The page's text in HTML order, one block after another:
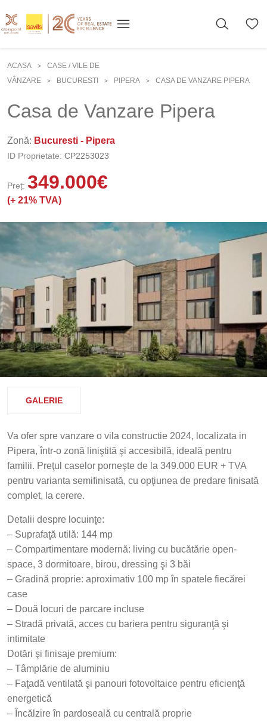
ACASA >
CASE / VILE DE
VÂNZARE
> BUCURESTI > PIPERA > CASA DE VANZARE PIPERA
Casa de Vanzare Pipera
Zonă: Bucuresti - Pipera
ID Proprietate: CP2253023
Preț: 349.000€
(+ 21% TVA)
GALERIE
Va ofer spre vanzare o vila constructie 2024, localizata in
Pipera, într-o zonă liniştită şi accesibilă, ideală pentru
familii. Preţul caselor porneşte de la 349.000 EUR + TVA
pentru varianta semifinisată, cu opţiunea de predare finisată
complet, la cerere.
Detalii despre locuinţe:
– Suprafaţă utilă: 144 mp
– Compartimentare modernă: living cu bucătărie open-
space, 3 dormitoare, birou, dressing şi 3 băi
– Gradină proprie: aproximativ 100 mp în spatele fiecărei
case
– Două locuri de parcare incluse
– Stradă privată, acces cu bariera pentru siguranţă şi
intimitate
Dotări şi finisaje premium:
– Tâmplărie de aluminiu
– Faţadă ventilată şi panouri fotovoltaice pentru eficienţă
energetică
– Încălzire în pardoseală cu centrală proprie